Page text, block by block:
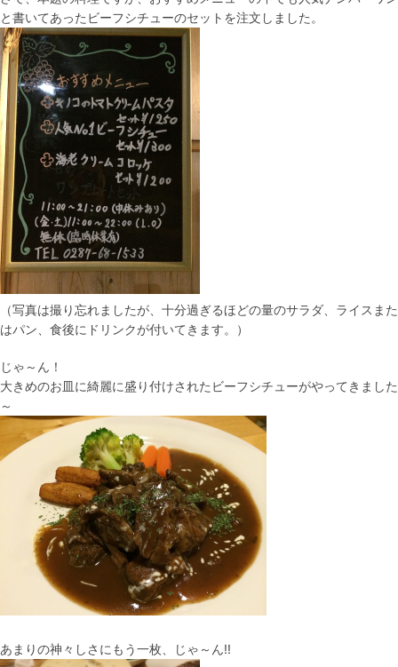
と書いてあったビーフシチューのセットを注文しました。
（写真は撮り忘れましたが、十分過ぎるほどの量のサラダ、ライスまた
はパン、食後にドリンクが付いてきます。）
じゃ～ん！
大きめのお皿に綺麗に盛り付けされたビーフシチューがやってきました
～
あまりの神々しさにもう一枚、じゃ～ん!!